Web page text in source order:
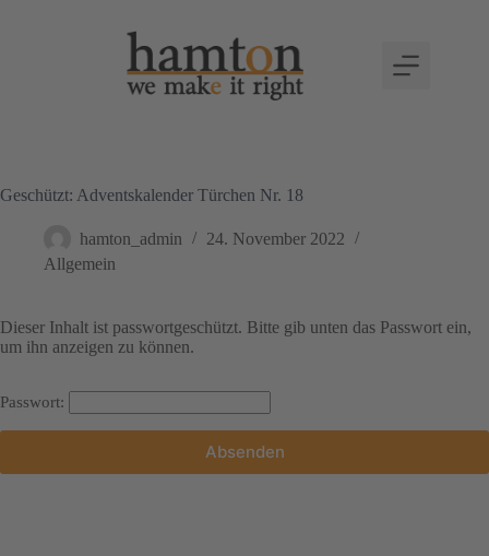
Geschützt: Adventskalender Türchen Nr. 18
hamton_admin
24. November 2022
Allgemein
Dieser Inhalt ist passwortgeschützt. Bitte gib unten das Passwort ein,
um ihn anzeigen zu können.
Passwort: